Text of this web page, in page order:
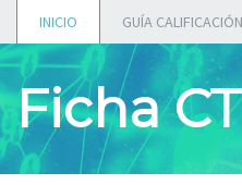
INICIO GUÍA CALIFICACIÓN
Ficha